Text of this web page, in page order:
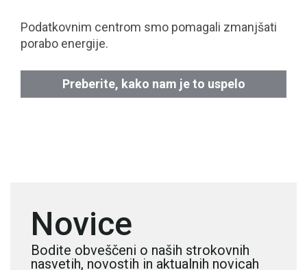
Podatkovnim centrom smo pomagali zmanjšati
porabo energije.
Preberite, kako nam je to uspelo
Novice
Bodite obveščeni o naših strokovnih
nasvetih, novostih in aktualnih novicah